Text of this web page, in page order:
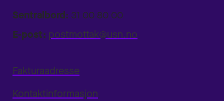
Sentralbord: 31 00 80 00
E-post: postmottak@usn.no
Fakturaadresse
Kontaktinformasjon